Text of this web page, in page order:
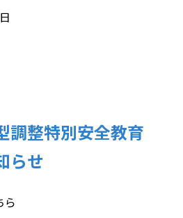
調整特別安全教育
らせ
ら